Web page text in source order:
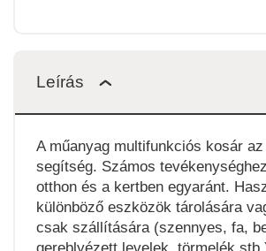
Leírás
A műanyag multifunkciós kosár
segítség. Számos
otthon és a kertben egyaránt.
különböző eszközök tárolására
csak szállítására (szennyes, fa,